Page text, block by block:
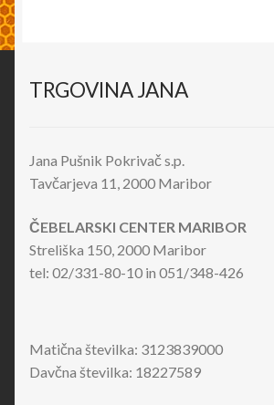
TRGOVINA JANA
Jana Pušnik Pokrivač s.p.
Tavčarjeva 11, 2000 Maribor
ČEBELARSKI CENTER MARIBOR
Streliška 150, 2000 Maribor
tel: 02/331-80-10 in 051/348-426
Matična številka: 3123839000
Davčna številka: 18227589